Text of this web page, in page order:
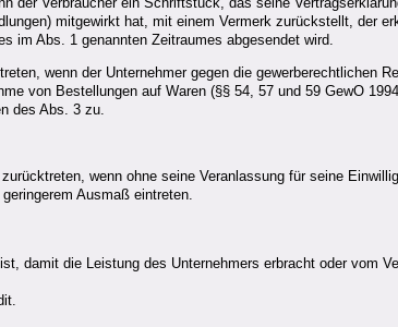
mitgewirkt hat, mit einem Vermerk zurückstellt, der
im Abs. 1 genannten Zeitraumes abgesendet wird.
wenn der Unternehmer gegen die gewerberechtlichen
von Bestellungen auf Waren (§§ 54, 57 und 59 GewO
des Abs. 3 zu.
wenn ohne seine Veranlassung für seine
Ausmaß eintreten.
damit die Leistung des Unternehmers erbracht oder vom